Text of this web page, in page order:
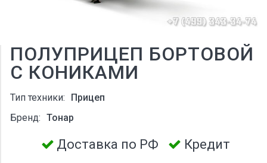
ПОЛУПРИЦЕП БОРТОВОЙ
С КОНИКАМИ
Тип техники:
Прицеп
Бренд: Тонар
Доставка по РФ
Кредит